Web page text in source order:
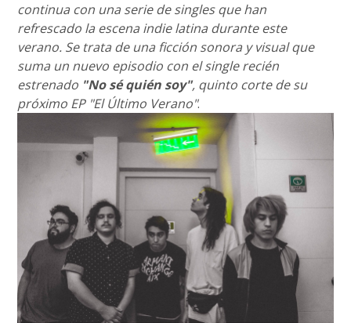
continua con una serie de singles que han
refrescado la escena indie latina durante este
verano. Se trata de una ficción sonora y visual que
suma un nuevo episodio con el single recién
estrenado "No sé quién soy", quinto corte de su
próximo EP "El Último Verano".